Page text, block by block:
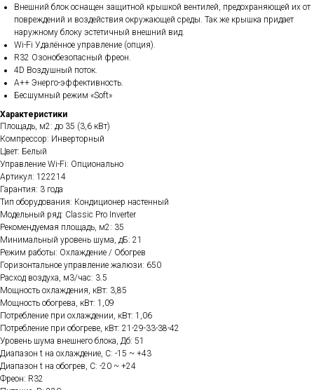
Внешний блок оснащен защитной крышкой вентилей, предохраняющей их от
повреждений и воздействия окружающей среды. Так же крышка придает
наружному блоку эстетичный внешний вид.
Wi-Fi Удалённое управление (опция).
R32 Озонобезопасный фреон.
4D Воздушный поток.
A++ Энерго-эффективность.
Бесшумный режим «Soft»
Характеристики
Площадь, м2: до 35 (3,6 кВт)
Компрессор: Инверторный
Цвет: Белый
Управление Wi-Fi: Опционально
Артикул: 122214
Гарантия: 3 года
Тип оборудования: Кондиционер настенный
Модельный ряд: Classic Pro Inverter
Рекомендуемая площадь, м2: 35
Минимальный уровень шума, дБ: 21
Режим работы: Охлаждение / Обогрев
Горизонтальное управление жалюзи: 650
Расход воздуха, м3/час: 3.5
Мощность охлаждения, кВт: 3,85
Мощность обогрева, кВт: 1,09
Потребление при охлаждении, кВт: 1,06
Потребление при обогреве, кВт: 21-29-33-38-42
Уровень шума внешнего блока, Дб: 51
Диапазон t на охлаждение, C: -15 ~ +43
Диапазон t на обогрев, C: -20 ~ +24
Фреон: R32